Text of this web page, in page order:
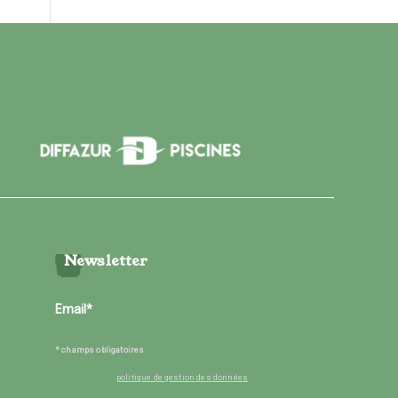
Newsletter
* champs obligatoires
politique de gestion des données